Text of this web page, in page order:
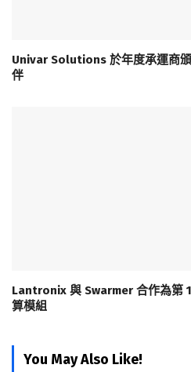
Univar Solutions 於年度承運商
伴
Lantronix 與 Swarmer 合作為第
算模組
You May Also Like!